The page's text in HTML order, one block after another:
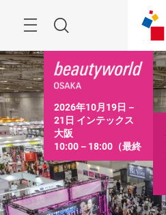
す
る
索
2026年10月19日－
21日 インテックス
大阪
10:00－18:00（最終
日は16:30まで）